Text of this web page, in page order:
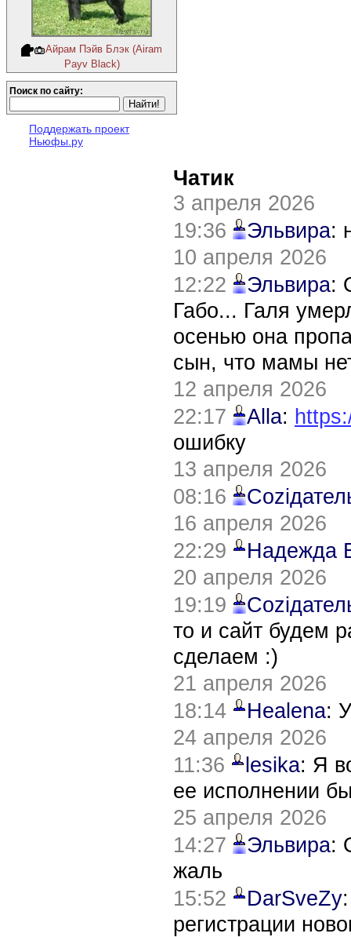
Айрам Пэйв Блэк (Airam
Payv Black)
Поиск по сайту:
Поддержать проект
Ньюфы.ру
Чатик
3 апреля 2026
19:36
Эльвира:
10 апреля 2026
12:22
Эльвира:
Габо... Галя
осенью она
сын, что мамы
12 апреля 2026
22:17
Alla:
ошибку
13 апреля 2026
08:16
16 апреля 2026
22:29
Надежда
20 апреля 2026
19:19
то и сайт будем
сделаем :)
21 апреля 2026
18:14
Healena:
24 апреля 2026
11:36
lesika: Я
ее исполнении
25 апреля 2026
14:27
Эльвира:
жаль
15:52
DarSveZy
регистрации